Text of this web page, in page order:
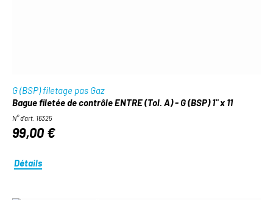
G (BSP) filetage pas Gaz
Bague filetée de contrôle ENTRE (Tol. A) - G (BSP) 1" x 11
N° d'art. 16325
99,00 €
Détails